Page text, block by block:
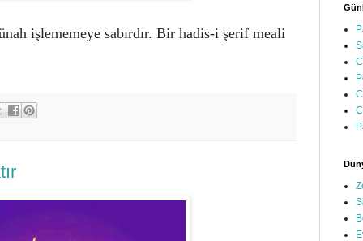
işlememeye sabırdır. Bir hadis-i şerif meali